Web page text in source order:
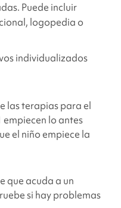
Puede incluir
logopedia o
individualizados
las terapias para el
empiecen lo antes
el niño empiece la
que acuda a un
si hay problemas